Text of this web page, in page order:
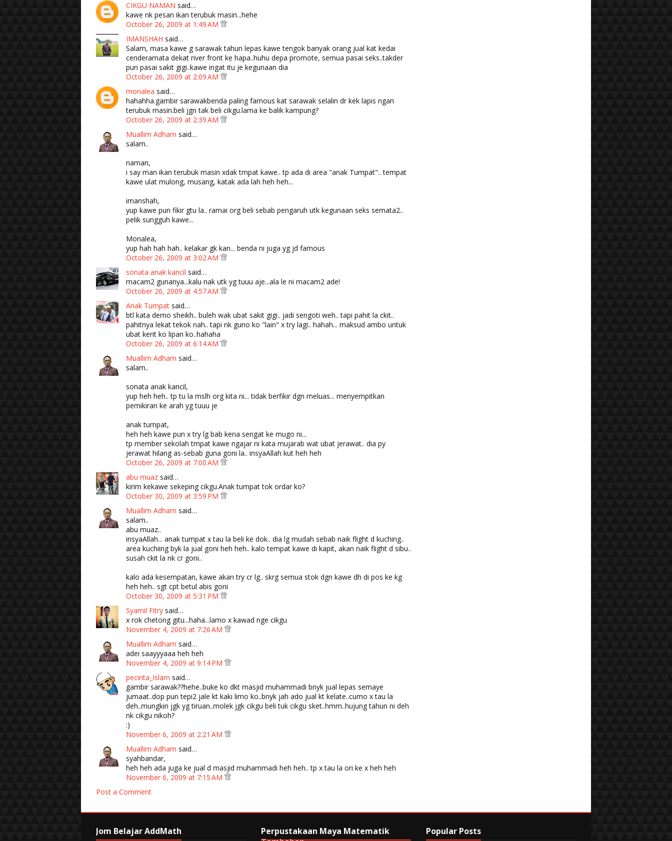
CIKGU NAMAN said…
kawe nk pesan ikan terubuk masin...hehe
October 26, 2009 at 1:49 AM
IMANSHAH said…
Salam, masa kawe g sarawak tahun lepas kawe tengok banyak orang jual kat kedai
cenderamata dekat river front ke hapa..huhu depa promote, semua pasai seks..takder
pun pasai sakit gigi..kawe ingat itu je kegunaan dia
October 26, 2009 at 2:09 AM
monalea said…
hahahha.gambir sarawakbenda paling famous kat sarawak selalin dr kek lapis ngan
terubuk masin.beli jgn tak beli cikgu.lama ke balik kampung?
October 26, 2009 at 2:39 AM
Muallim Adham said…
salam..
naman,
i say man ikan terubuk masin xdak tmpat kawe.. tp ada di area "anak Tumpat".. tempat
kawe ulat mulong, musang, katak ada lah heh heh...
imanshah,
yup kawe pun fikir gtu la.. ramai org beli sebab pengaruh utk kegunaan seks semata2..
pelik sungguh kawe...
Monalea,
yup hah hah hah.. kelakar gk kan... benda ni juga yg jd famous
October 26, 2009 at 3:02 AM
sonata anak kancil said…
macam2 gunanya...kalu nak utk yg tuuu aje...ala le ni macam2 ade!
October 26, 2009 at 4:57 AM
Anak Tumpat said…
btl kata demo sheikh.. buleh wak ubat sakit gigi.. jadi sengoti weh.. tapi pahit la ckit..
pahitnya lekat tekok nah.. tapi nk guno ko "lain" x try lagi.. hahah... maksud ambo untuk
ubat kerit ko lipan ko..hahaha
October 26, 2009 at 6:14 AM
Muallim Adham said…
salam..
sonata anak kancil,
yup heh heh.. tp tu la mslh org kita ni... tidak berfikir dgn meluas... menyempitkan
pemikiran ke arah yg tuuu je
anak tumpat,
heh heh kawe pun x try lg bab kena sengat ke mugo ni...
tp member sekolah tmpat kawe ngajar ni kata mujarab wat ubat jerawat.. dia py
jerawat hilang as-sebab guna goni la.. insyaAllah kut heh heh
October 26, 2009 at 7:00 AM
abu muaz said…
kirim kekawe sekeping cikgu.Anak tumpat tok ordar ko?
October 30, 2009 at 3:59 PM
Muallim Adham said…
salam..
abu muaz..
insyaAllah... anak tumpat x tau la beli ke dok.. dia lg mudah sebab naik flight d kuching..
area kuchiing byk la jual goni heh heh.. kalo tempat kawe di kapit, akan naik flight d sibu..
susah ckit la nk cr goni..
kalo ada kesempatan, kawe akan try cr lg.. skrg semua stok dgn kawe dh di pos ke kg
heh heh.. sgt cpt betul abis goni
October 30, 2009 at 5:31 PM
Syamil Fitry said…
x rok chetong gitu...haha...lamo x kawad nge cikgu
November 4, 2009 at 7:26 AM
Muallim Adham said…
adei saayyyaaa heh heh
November 4, 2009 at 9:14 PM
pecinta_Islam said…
gambir sarawak??hehe..buke ko dkt masjid muhammadi bnyk jual lepas semaye
jumaat..dop pun tepi2 jale kt kaki limo ko..bnyk jah ado jual kt kelate..cumo x tau la
deh..mungkin jgk yg tiruan..molek jgk cikgu beli tuk cikgu sket..hmm..hujung tahun ni deh
nk cikgu nikoh?
:)
November 6, 2009 at 2:21 AM
Muallim Adham said…
syahbandar,
heh heh ada juga ke jual d masjid muhammadi heh heh.. tp x tau la ori ke x heh heh
November 6, 2009 at 7:15 AM
Post a Comment
Jom Belajar AddMath
Perpustakaan Maya Matematik
Popular Posts